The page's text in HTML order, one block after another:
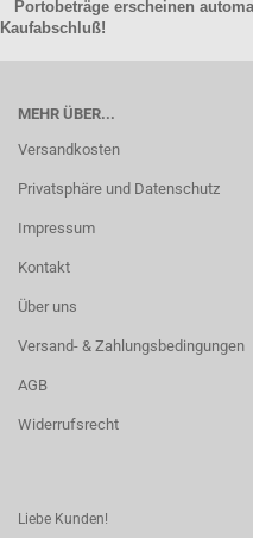
Portobeträge erscheinen
Kaufabschluß!
MEHR ÜBER...
Versandkosten
Privatsphäre und Datenschutz
Impressum
Kontakt
Über uns
Versand- & Zahlungsbedingungen
AGB
Widerrufsrecht
Liebe Kunden!